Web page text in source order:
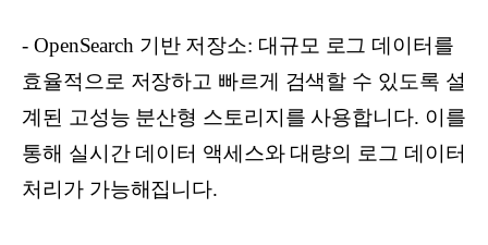
- OpenSearch 기반 저장소: 대규모 로그 데이터를
효율적으로 저장하고 빠르게 검색할 수 있도록 설
계된 고성능 분산형 스토리지를 사용합니다. 이를
통해 실시간 데이터 액세스와 대량의 로그 데이터
처리가 가능해집니다.